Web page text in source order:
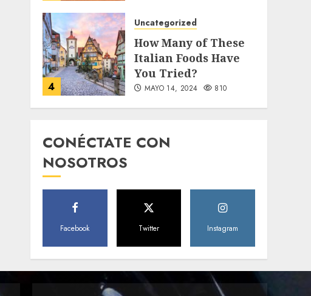
4
Uncategorized
How Many of These
Italian Foods Have
You Tried?
MAYO 14, 2024 810
5
Need to Know About
World
The full story of
Thailand’s
extraordinary cave
1002
CONÉCTATE CON
NOSOTROS
Facebook Twitter Instagram